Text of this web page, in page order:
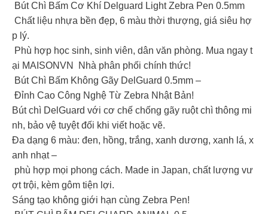
Bút Chì Bấm Cơ Khí Delguard Light Zebra Pen 0.5mm
Chất liệu nhựa bền đẹp, 6 màu thời thượng, giá siêu hợ
p lý.
️ Phù hợp học sinh, sinh viên, dân văn phòng. Mua ngay t
ại MAISONVN Nhà phân phối chính thức!
Bút Chì Bấm Không Gãy DelGuard 0.5mm –
Đỉnh Cao Công Nghệ Từ Zebra Nhật Bản!
Bút chì DelGuard với cơ chế chống gãy ruột chì thông mi
nh, bảo vệ tuyệt đối khi viết hoặc vẽ.
Đa dạng 6 màu: đen, hồng, trắng, xanh dương, xanh lá, x
anh nhạt –
phù hợp mọi phong cách. Made in Japan, chất lượng vư
ợt trội, kèm gôm tiện lợi.
Sáng tạo không giới hạn cùng Zebra Pen!